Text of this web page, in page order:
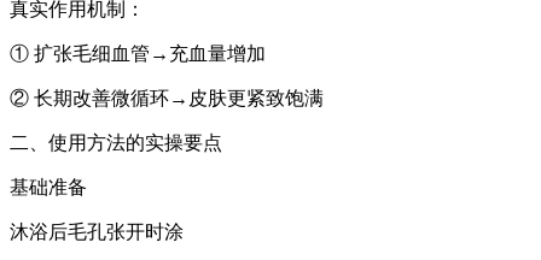
‌真实作用机制‌：
① 扩张毛细血管→充血量增加
② 长期改善微循环→皮肤更紧致饱满
二、使用方法的实操要点
‌基础准备‌
沐浴后毛孔张开时涂